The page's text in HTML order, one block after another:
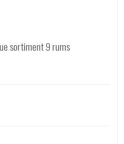
sortiment 9 rums